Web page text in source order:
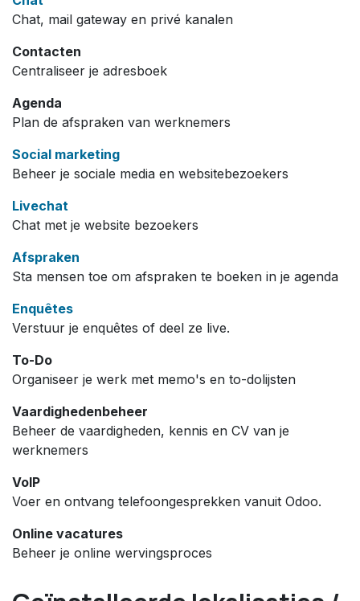
Chat, mail gateway en privé kanalen
Contacten
Centraliseer je adresboek
Agenda
Plan de afspraken van werknemers
Social marketing
Beheer je sociale media en websitebezoekers
Livechat
Chat met je website bezoekers
Afspraken
Sta mensen toe om afspraken te boeken in je agenda
Enquêtes
Verstuur je enquêtes of deel ze live.
To-Do
Organiseer je werk met memo's en to-dolijsten
Vaardighedenbeheer
Beheer de vaardigheden, kennis en CV van je
werknemers
VoIP
Voer en ontvang telefoongesprekken vanuit Odoo.
Online vacatures
Beheer je online wervingsproces